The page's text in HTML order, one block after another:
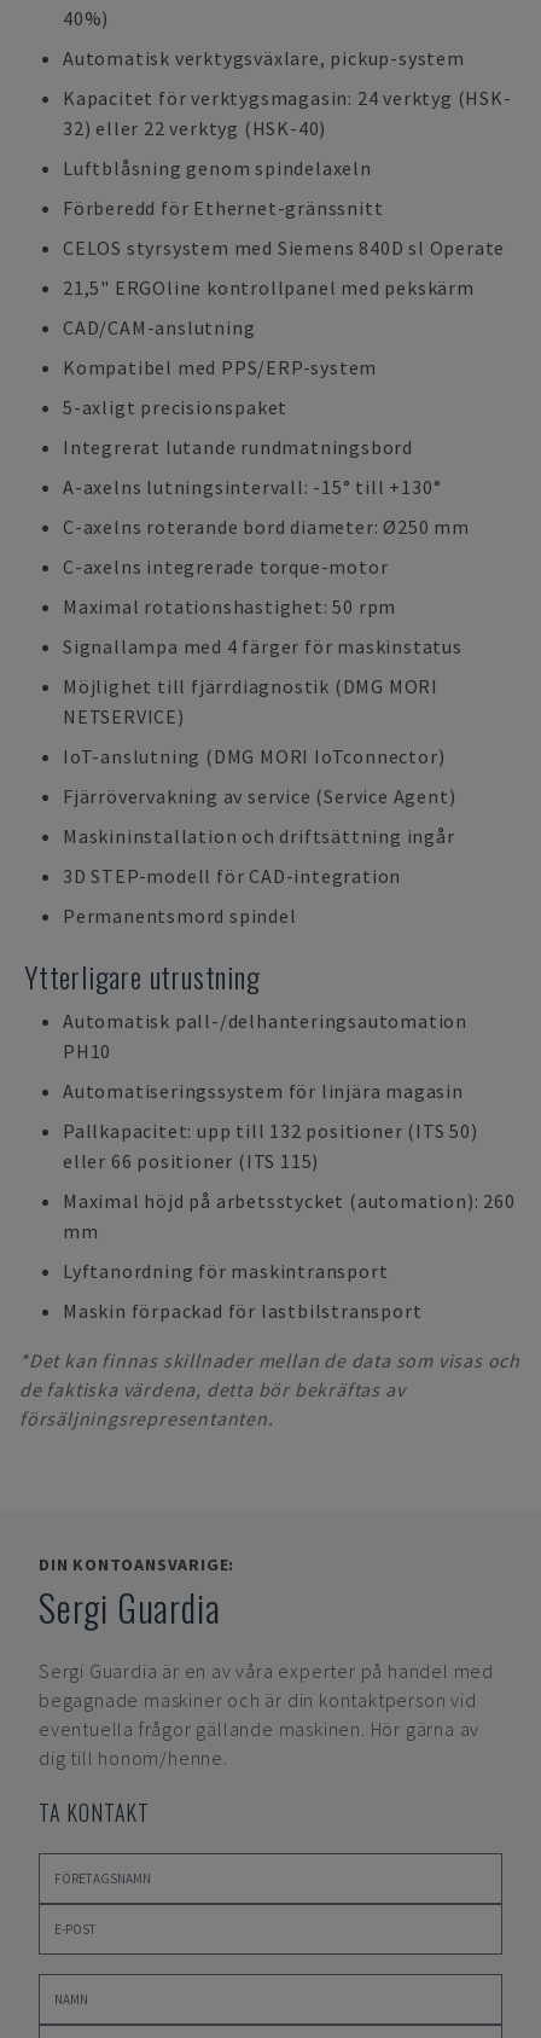
40%)
Automatisk verktygsväxlare, pickup-system
Kapacitet för verktygsmagasin: 24 verktyg (HSK-
32) eller 22 verktyg (HSK-40)
Luftblåsning genom spindelaxeln
Förberedd för Ethernet-gränssnitt
CELOS styrsystem med Siemens 840D sl Operate
21,5" ERGOline kontrollpanel med pekskärm
CAD/CAM-anslutning
Kompatibel med PPS/ERP-system
5-axligt precisionspaket
Integrerat lutande rundmatningsbord
A-axelns lutningsintervall: -15° till +130°
C-axelns roterande bord diameter: Ø250 mm
C-axelns integrerade torque-motor
Maximal rotationshastighet: 50 rpm
Signallampa med 4 färger för maskinstatus
Möjlighet till fjärrdiagnostik (DMG MORI
NETSERVICE)
IoT-anslutning (DMG MORI IoTconnector)
Fjärrövervakning av service (Service Agent)
Maskininstallation och driftsättning ingår
3D STEP-modell för CAD-integration
Permanentsmord spindel
Ytterligare utrustning
Automatisk pall-/delhanteringsautomation
PH10
Automatiseringssystem för linjära magasin
Pallkapacitet: upp till 132 positioner (ITS 50)
eller 66 positioner (ITS 115)
Maximal höjd på arbetsstycket (automation): 260
mm
Lyftanordning för maskintransport
Maskin förpackad för lastbilstransport
*Det kan finnas skillnader mellan de data som visas och
de faktiska värdena, detta bör bekräftas av
försäljningsrepresentanten.
DIN KONTOANSVARIGE:
Sergi Guardia
Sergi Guardia är en av våra experter på handel med
begagnade maskiner och är din kontaktperson vid
eventuella frågor gällande maskinen. Hör gärna av
dig till honom/henne.
TA KONTAKT